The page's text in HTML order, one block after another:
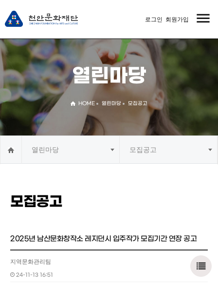
menu
로그인 회원가입
열린마당
HOME 열린마당 모집공고
열린마당 모집공고
모집공고
2025년 남산문화창작소 레지던시 입주작가 모집기간 연장 공고
지역문화관리팀
24-11-13 16:51